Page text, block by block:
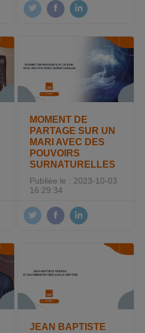
MOMENT DE
PARTAGE SUR UN
MARI AVEC DES
POUVOIRS
SURNATURELLES
Publiée le : 2023-10-03
16:29:34
JEAN BAPTISTE